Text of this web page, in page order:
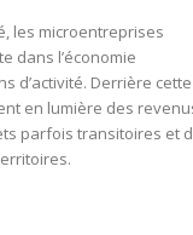
les microentreprises
dans l’économie
d’activité. Derrière cette
en lumière des
parfois transitoires et